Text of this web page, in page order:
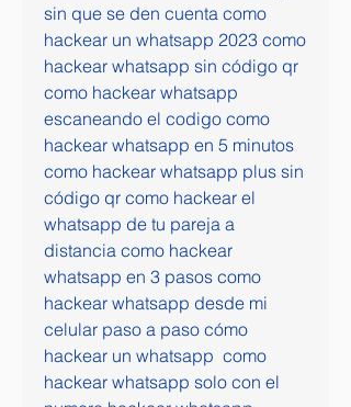
sin que se den cuenta como
hackear un whatsapp 2023 como
hackear whatsapp sin código qr
como hackear whatsapp
escaneando el codigo como
hackear whatsapp en 5 minutos
como hackear whatsapp plus sin
código qr como hackear el
whatsapp de tu pareja a
distancia como hackear
whatsapp en 3 pasos como
hackear whatsapp desde mi
celular paso a paso cómo
hackear un whatsapp  como
hackear whatsapp solo con el